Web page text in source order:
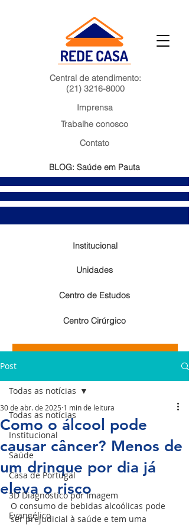
Central de atendimento:
(21) 3216-8000
Unidades
Centro Cirúrgico
Centro de Estudos
Institucional
Imprensa
Trabalhe conosco
Contato
BLOG: Saúde em Pauta
Resultados de exames laboratoriais
Post
Todas as notícias
Institucional
Saúde
Casa de Portugal
3D Diagnóstico por Imagem
Evangélico
Todas as notícias
Como o álcool pode
causar câncer? Menos de
um drinque por dia já
eleva o risco
30 de abr. de 2025 1 min de leitura
O consumo de bebidas alcoólicas pode
ser prejudicial à saúde e tem uma